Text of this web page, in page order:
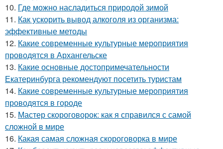
10. Где можно насладиться природой зимой
11. Как ускорить вывод алкоголя из организма:
эффективные методы
12. Какие современные культурные мероприятия
проводятся в Архангельске
13. Какие основные достопримечательности
Екатеринбурга рекомендуют посетить туристам
14. Какие современные культурные мероприятия
проводятся в городе
15. Мастер скороговорок: как я справился с самой
сложной в мире
16. Какая самая сложная скороговорка в мире